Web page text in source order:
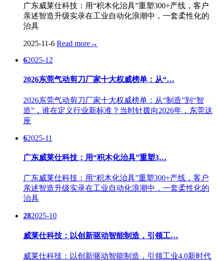
广东威莱仕科技：用“积木化治具”重塑300+产线，客户
亲述智造升级实录在工业自动化浪潮中，一套柔性化的
治具
2025-11-6 Read more→
62025-12
2026东莞气动剪刀厂家十大权威榜单：从“…
2026东莞气动剪刀厂家十大权威榜单：从“制造”到“智
造”，谁在定义行业新标准？当时针拨向2026年，东莞这
座
62025-11
广东威莱仕科技：用“积木化治具”重塑3…
广东威莱仕科技：用“积木化治具”重塑300+产线，客户
亲述智造升级实录在工业自动化浪潮中，一套柔性化的
治具
282025-10
威莱仕科技：以创新驱动智能制造，引领工…
威莱仕科技：以创新驱动智能制造，引领工业4.0新时代